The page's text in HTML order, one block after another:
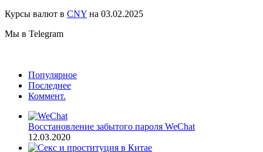
Курсы валют в CNY на 03.02.2025
Мы в Telegram
Популярное
Последнее
Коммент.
Восстановление забытого пароля WeChat
12.03.2020